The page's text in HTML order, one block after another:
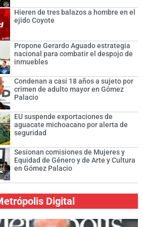
Hieren de tres balazos a hombre en el
ejido Coyote
Propone Gerardo Aguado estrategia
nacional para combatir el despojo de
inmuebles
Condenan a casi 18 años a sujeto por
crimen de adulto mayor en Gómez
Palacio
EU suspende exportaciones de
aguacate michoacano por alerta de
seguridad
Sesionan comisiones de Mujeres y
Equidad de Género y de Arte y Cultura
en Gómez Palacio
Digital